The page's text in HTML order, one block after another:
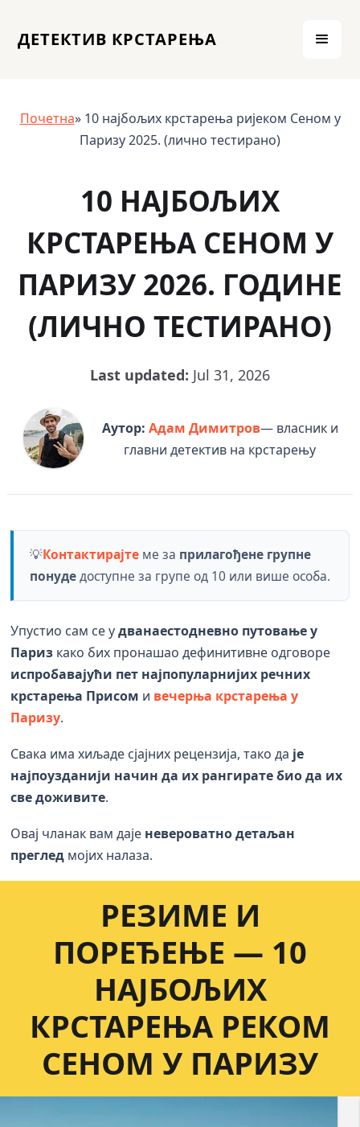
ДЕТЕКТИВ КРСТАРЕЊА
Почетна» 10 најбољих крстарења ријеком Сеном у
Паризу 2025. (лично тестирано)
10 НАЈБОЉИХ
КРСТАРЕЊА СЕНОМ У
ПАРИЗУ 2026. ГОДИНЕ
(ЛИЧНО ТЕСТИРАНО)
Last updated: Jul 31, 2026
Аутор: Адам Димитров— власник и
главни детектив на крстарењу
💡Контактирајте ме за прилагођене групне
понудедоступне за групе од 10 или више особа.
Упустио сам се удванаестодневно путовање у
Париз како бих пронашао дефинитивне одговоре
испробавајући пет најпопуларнијих речних
крстарења Присом и вечерња крстарења у
Паризу.
Свака има хиљаде сјајних рецензија, тако да је
најпоузданији начин да их рангирате био да их
све доживите.
Овај чланак вам даје невероватно детаљан
преглед мојих налаза.
РЕЗИМЕ И
ПОРЕЂЕЊЕ — 10
НАЈБОЉИХ
КРСТАРЕЊА РЕКОМ
СЕНОМ У ПАРИЗУ